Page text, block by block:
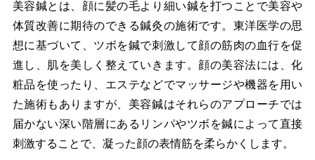
美容鍼とは、顔に髪の毛より細い鍼を打つことで美容や
体質改善に期待のできる鍼灸の施術です。東洋医学の思
想に基づいて、ツボを鍼で刺激して顔の筋肉の血行を促
進し、肌を美しく整えていきます。顔の美容法には、化
粧品を使ったり、エステなどでマッサージや機器を用い
た施術もありますが、美容鍼はそれらのアプローチでは
届かない深い階層にあるリンパやツボを鍼によって直接
刺激することで、凝った顔の表情筋を柔らかくします。